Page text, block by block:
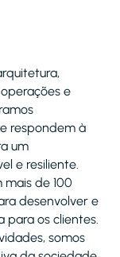
e
respondem à
um
e resiliente.
de 100
desenvolver e
para os clientes.
somos